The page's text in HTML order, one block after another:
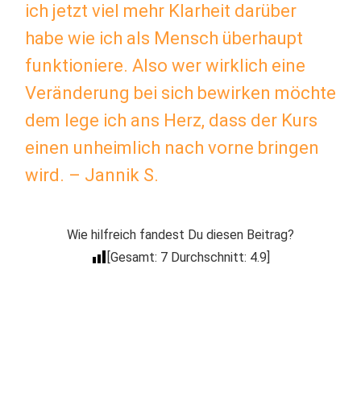
ich jetzt viel mehr Klarheit darüber
habe wie ich als Mensch überhaupt
funktioniere. Also wer wirklich eine
Veränderung bei sich bewirken möchte
dem lege ich ans Herz, dass der Kurs
einen unheimlich nach vorne bringen
wird. – Jannik S.
Wie hilfreich fandest Du diesen Beitrag?
[Gesamt: 7 Durchschnitt: 4.9]